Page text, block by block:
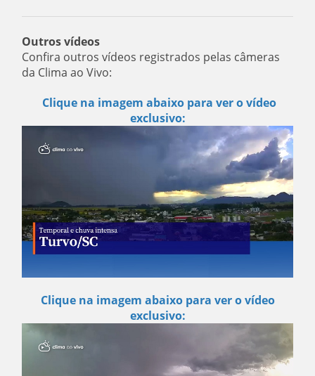
Outros vídeos
Confira outros vídeos registrados pelas câmeras
da Clima ao Vivo:
Clique na imagem abaixo para ver o vídeo
exclusivo:
Clique na imagem abaixo para ver o vídeo
exclusivo: